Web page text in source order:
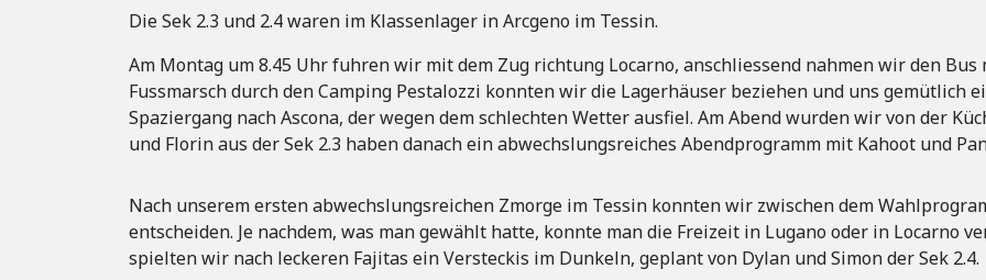
Die Sek 2.3 und 2.4 waren im Klassenlager in Arcgeno im Tessin.
Am Montag um 8.45 Uhr fuhren wir mit dem Zug richtung Locarno, anschliessend nahmen wir den Bus
Fussmarsch durch den Camping Pestalozzi konnten wir die Lagerhäuser beziehen und uns gemütlich
Spaziergang nach Ascona, der wegen dem schlechten Wetter ausfiel. Am Abend wurden wir von der
und Florin aus der Sek 2.3 haben danach ein abwechslungsreiches Abendprogramm mit Kahoot und
Nach unserem ersten abwechslungsreichen Zmorge im Tessin konnten wir zwischen dem
entscheiden. Je nachdem, was man gewählt hatte, konnte man die Freizeit in Lugano oder in Locarno
spielten wir nach leckeren Fajitas ein Versteckis im Dunkeln, geplant von Dylan und Simon der Sek 2.4.